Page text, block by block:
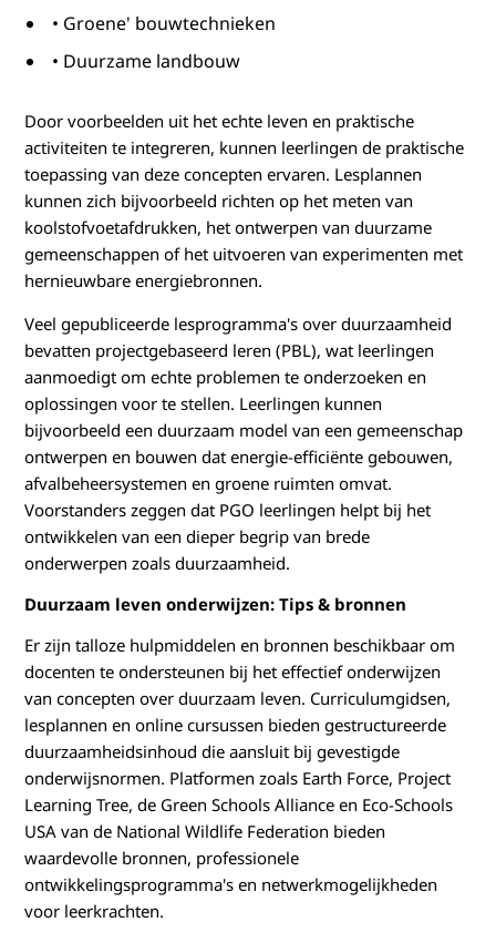
• Groene' bouwtechnieken
• Duurzame landbouw
Door voorbeelden uit het echte leven en praktische
activiteiten te integreren, kunnen leerlingen de praktische
toepassing van deze concepten ervaren. Lesplannen
kunnen zich bijvoorbeeld richten op het meten van
koolstofvoetafdrukken, het ontwerpen van duurzame
gemeenschappen of het uitvoeren van experimenten met
hernieuwbare energiebronnen.
Veel gepubliceerde lesprogramma's over duurzaamheid
bevatten projectgebaseerd leren (PBL), wat leerlingen
aanmoedigt om echte problemen te onderzoeken en
oplossingen voor te stellen. Leerlingen kunnen
bijvoorbeeld een duurzaam model van een gemeenschap
ontwerpen en bouwen dat energie-efficiënte gebouwen,
afvalbeheersystemen en groene ruimten omvat.
Voorstanders zeggen dat PGO leerlingen helpt bij het
ontwikkelen van een dieper begrip van brede
onderwerpen zoals duurzaamheid.
Duurzaam leven onderwijzen: Tips & bronnen
Er zijn talloze hulpmiddelen en bronnen beschikbaar om
docenten te ondersteunen bij het effectief onderwijzen
van concepten over duurzaam leven. Curriculumgidsen,
lesplannen en online cursussen bieden gestructureerde
duurzaamheidsinhoud die aansluit bij gevestigde
onderwijsnormen. Platformen zoals Earth Force, Project
Learning Tree, de Green Schools Alliance en Eco-Schools
USA van de National Wildlife Federation bieden
waardevolle bronnen, professionele
ontwikkelingsprogramma's en netwerkmogelijkheden
voor leerkrachten.